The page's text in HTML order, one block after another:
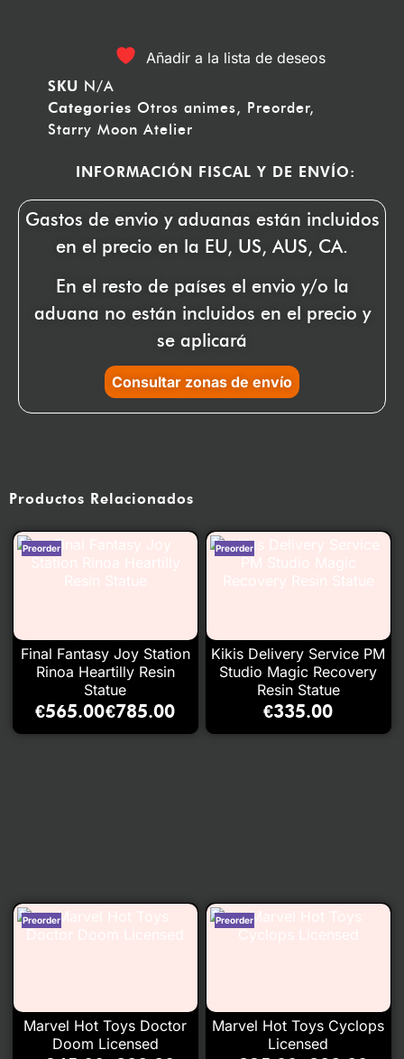
Añadir a la lista de deseos
SKU N/A
Categories Otros animes, Preorder,
Starry Moon Atelier
INFORMACIÓN FISCAL Y DE ENVÍO:
Gastos de envio y aduanas están incluidos
en el precio en la EU, US, AUS, CA.
En el resto de países el envio y/o la
aduana no están incluidos en el precio y
se aplicará
Consultar zonas de envío
Productos Relacionados
Final Fantasy Joy Station
Rinoa Heartilly Resin
Statue
€565.00€785.00
Kikis Delivery Service PM
Studio Magic Recovery
Resin Statue
€335.00
Marvel Hot Toys Doctor
Doom Licensed
Marvel Hot Toys Cyclops
Licensed